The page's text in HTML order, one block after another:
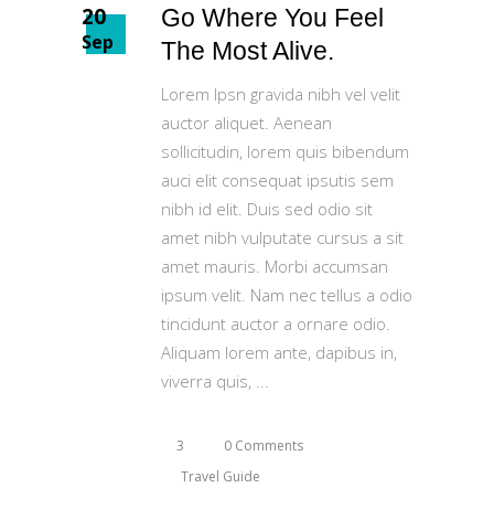
20
Sep
Go Where You Feel
The Most Alive.
Lorem Ipsn gravida nibh vel velit
auctor aliquet. Aenean
sollicitudin, lorem quis bibendum
auci elit consequat ipsutis sem
nibh id elit. Duis sed odio sit
amet nibh vulputate cursus a sit
amet mauris. Morbi accumsan
ipsum velit. Nam nec tellus a odio
tincidunt auctor a ornare odio.
Aliquam lorem ante, dapibus in,
viverra quis,
3
0 Comments
Travel Guide